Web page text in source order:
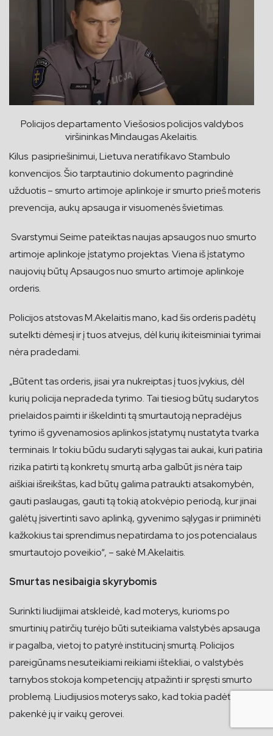
Policijos departamento Viešosios policijos valdybos
viršininkas Mindaugas Akelaitis.
Kilus pasipriešinimui, Lietuva neratifikavo Stambulo
konvencijos. Šio tarptautinio dokumento pagrindinė
užduotis – smurto artimoje aplinkoje ir smurto prieš moteris
prevencija, aukų apsauga ir visuomenės švietimas.
Svarstymui Seime pateiktas naujas apsaugos nuo smurto
artimoje aplinkoje įstatymo projektas. Viena iš įstatymo
naujovių būtų Apsaugos nuo smurto artimoje aplinkoje
orderis.
Policijos atstovas M.Akelaitis mano, kad šis orderis padėtų
sutelkti dėmesį ir į tuos atvejus, dėl kurių ikiteisminiai tyrimai
nėra pradedami.
„Būtent tas orderis, jisai yra nukreiptas į tuos įvykius, dėl
kurių policija nepradeda tyrimo. Tai tiesiog būtų sudarytos
prielaidos paimti ir iškeldinti tą smurtautoją nepradėjus
tyrimo iš gyvenamosios aplinkos įstatymų nustatyta tvarka
terminais. Ir tokiu būdu sudaryti sąlygas tai aukai, kuri patiria
rizika patirti tą konkretų smurtą arba galbūt jis nėra taip
aiškiai išreikštas, kad būtų galima patraukti atsakomybėn,
gauti paslaugas, gauti tą tokią atokvėpio periodą, kur jinai
galėtų įsivertinti savo aplinką, gyvenimo sąlygas ir priiminėti
kažkokius tai sprendimus nepatirdama to jos potencialaus
smurtautojo poveikio“, – sakė M.Akelaitis.
Smurtas nesibaigia skyrybomis
Surinkti liudijimai atskleidė, kad moterys, kurioms po
smurtinių patirčių turėjo būti suteikiama valstybės apsauga
ir pagalba, vietoj to patyrė institucinį smurtą. Policijos
pareigūnams nesuteikiami reikiami ištekliai, o valstybės
tarnybos stokoja kompetencijų atpažinti ir spręsti smurto
problemą. Liudijusios moterys sako, kad tokia padėtis
pakenkė jų ir vaikų gerovei.